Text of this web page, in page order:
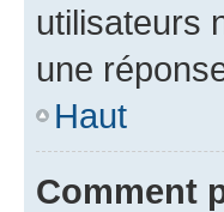
utilisateurs
une
Haut
Comment